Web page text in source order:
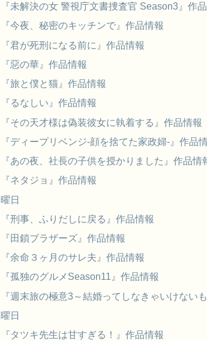
『未解決の女 警視庁文書捜査官 Season3』作
『今夜、秘密のキッチンで』作品情報
『君が死刑になる前に』作品情報
『惡の華』作品情報
『旅と僕と猫』作品情報
『るなしい』作品情報
『その天才様は偽装彼女に執着する』作品情報
『ディープリベンジ-顔を捨てた家政婦-』作品
『あの夜、社長の子供を授かりました』作品情
『ネタジョ』作品情報
日
『刑事、ふりだしに戻る』作品情報
『田鎖ブラザーズ』作品情報
『余命３ヶ月のサレ夫』作品情報
『孤独のグルメSeason11』作品情報
『週末旅の極意3～結婚ってしなきゃいけない
日
『タツキ先生は甘すぎる！』作品情報